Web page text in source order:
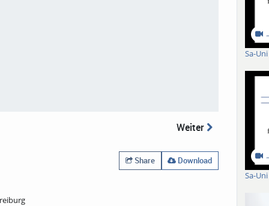
Weiter
Share
Download
Sa-
Sa-